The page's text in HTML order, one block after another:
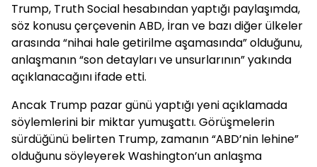
Trump, Truth Social hesabından yaptığı paylaşımda,
söz konusu çerçevenin ABD, İran ve bazı diğer ülkeler
arasında “nihai hale getirilme aşamasında” olduğunu,
anlaşmanın “son detayları ve unsurlarının” yakında
açıklanacağını ifade etti.
Ancak Trump pazar günü yaptığı yeni açıklamada
söylemlerini bir miktar yumuşattı. Görüşmelerin
sürdüğünü belirten Trump, zamanın “ABD’nin lehine”
olduğunu söyleyerek Washington’un anlaşma